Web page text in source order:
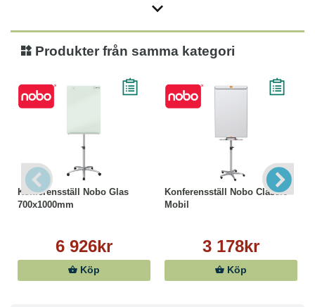
Produkter från samma kategori
Konferensställ Nobo Glas
700x1000mm
6 926kr
Köp
Konferensställ Nobo Classic
Mobil
3 178kr
Köp